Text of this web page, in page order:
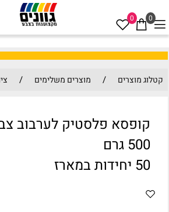
0
0
קטלוג מוצרים / מוצרים משלימים /
קופסא פלסטיק לערבוב
500 גרם
50 יחידות במארז